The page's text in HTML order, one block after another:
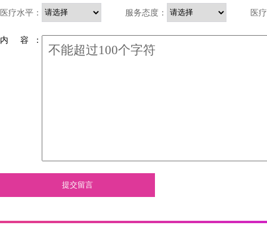
医疗水平： 服务态度： 医
内 容 ：
提交留言